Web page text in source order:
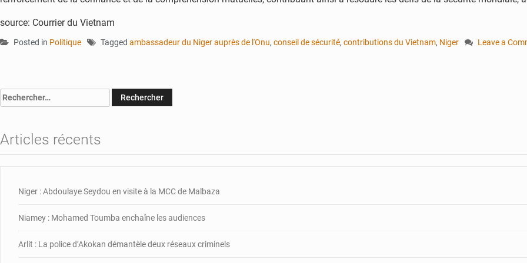
source: Courrier du Vietnam
Posted in Politique Tagged ambassadeur du Niger auprès de l'Onu, conseil de sécurité, contributions du Vietnam, Niger
Leave a
les
Rechercher :
Articles récents
Niger : Abdoulaye Seydou en visite à la MCC de Malbaza
Niamey : Mohamed Toumba enchaîne les audiences
Arlit : La police d’Akokan démantèle deux réseaux criminels